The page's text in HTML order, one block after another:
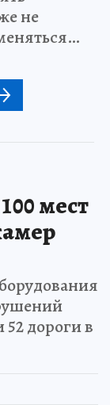
не
мест
дороги в